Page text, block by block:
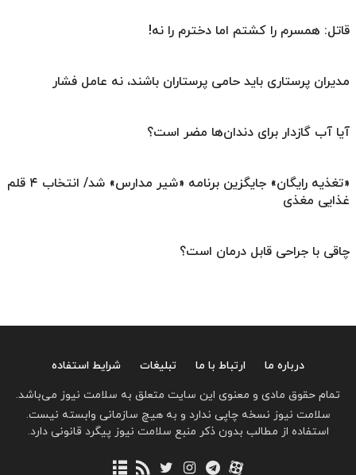
قاتل: همسرم را کشتم اما دخترم را نه!
مدیران پرستاری باید حامی پرستاران باشند، نه عامل فشار
آیا آب گازدار برای دندان‌ها مضر است؟
«تغذیه رایگان» جایگزین برنامه «شیر مدارس» شد/ انتخاب ۴ قلم
غذایی مغذی
چاقی با جراحی قابل درمان است؟
درباره ما ارتباط با ما تبلیغات
شرایط استفاده
تمام حقوق مادی و معنوی این سایت متعلق به سلامت نیوز می‌باشد.
سلامت نیوز نسخه چاپی ندارد و به هیچ سازمانی وابسته نیست.
استفاده از مطالب بدون ذکر منبع سلامت نیوز پیگرد قانونی دارد.